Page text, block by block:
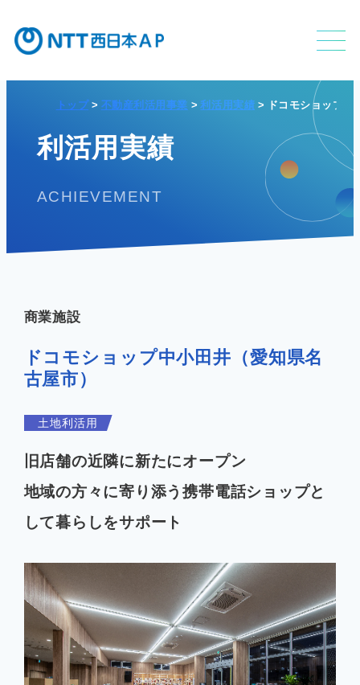
お知らせ
会社案内PDF
不動産利活用事業
APの特長
企業情報
利活用実績
ACHIEVEMENT
トップ 不動産利活用事業 利活用実績 ドコモショップ
商業施設
ドコモショップ中小田井（愛知県名
古屋市）
土地利活用
旧店舗の近隣に新たにオープン
地域の方々に寄り添う携帯電話ショップと
して暮らしをサポート